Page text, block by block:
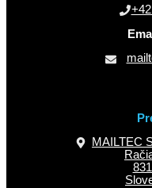
MAILTEC